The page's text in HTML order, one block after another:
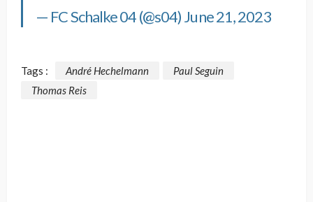
— FC Schalke 04 (@s04)June 21, 2023
Tags : André Hechelmann
Paul Seguin
Thomas Reis